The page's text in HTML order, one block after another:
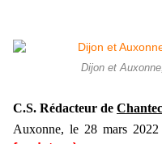
Dijon et
C.S. Rédacteur de
Auxonne, le 28 mars 2022